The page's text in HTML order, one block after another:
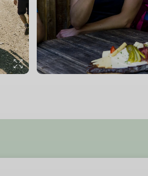
© DAV/Hans Herbig